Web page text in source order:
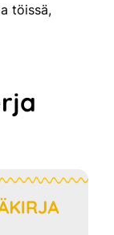
töissä,